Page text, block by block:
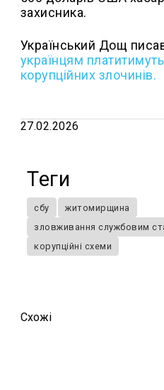
захисника.
Український Дощ
українцям
корупційних злочинів.
27.02.2026
Теги
сбу
житомирщина
зловживання службовим
корупційні схеми
Схожi